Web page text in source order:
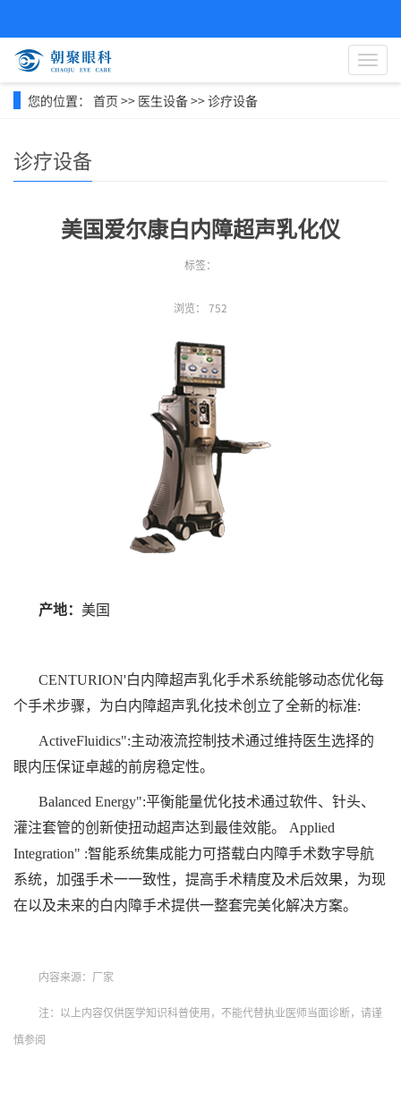
导
航
您的位置： 首页 >> 医生设备>>诊疗设备
诊疗设备
美国爱尔康白内障超声乳化仪
标签：
浏览： 752
产地： 美国
CENTURION'白内障超声乳化手术系统能够动态优化每
个手术步骤，为白内障超声乳化技术创立了全新的标准:
ActiveFluidics":主动液流控制技术通过维持医生选择的
眼内压保证卓越的前房稳定性。
Balanced Energy":平衡能量优化技术通过软件、针头、
灌注套管的创新使扭动超声达到最佳效能。 Applied
Integration" :智能系统集成能力可搭载白内障手术数字导航
系统，加强手术一一致性，提高手术精度及术后效果，为现
在以及未来的白内障手术提供一整套完美化解决方案。
内容来源：厂家
注：以上内容仅供医学知识科普使用，不能代替执业医师当面诊断，请谨
慎参阅